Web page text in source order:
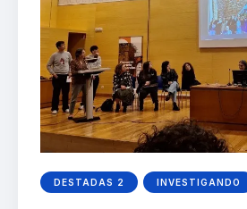
DESTADAS 2 INVESTIGANDO